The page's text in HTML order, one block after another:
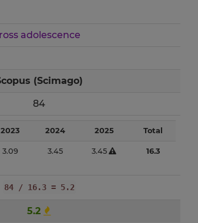
adolescence
(Scimago)
84
2023 2024 2025 Total
3.09 3.45 3.45 16.3
84 / 16.3 = 5.2
5.2